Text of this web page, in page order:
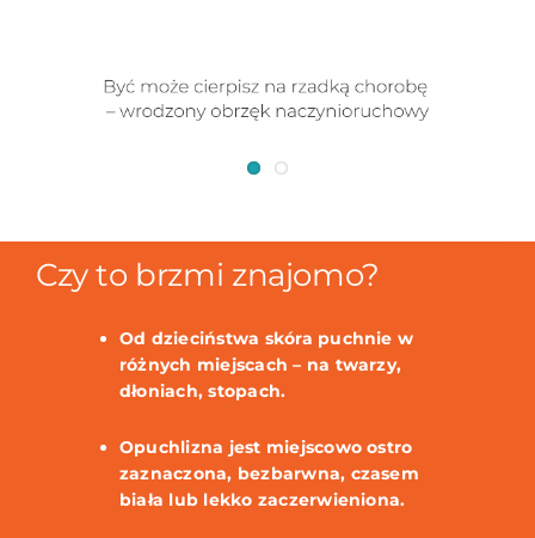
Czy to brzmi znajomo?
Od dzieciństwa skóra puchnie w
różnych miejscach – na twarzy,
dłoniach, stopach.
Opuchlizna jest miejscowo ostro
zaznaczona, bezbarwna, czasem
biała lub lekko zaczerwieniona.